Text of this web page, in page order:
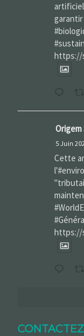
https://
5 Juin
Cette
https://